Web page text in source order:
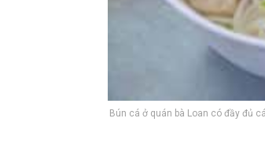
Bún cá ở quán bà Loan có đầy đủ